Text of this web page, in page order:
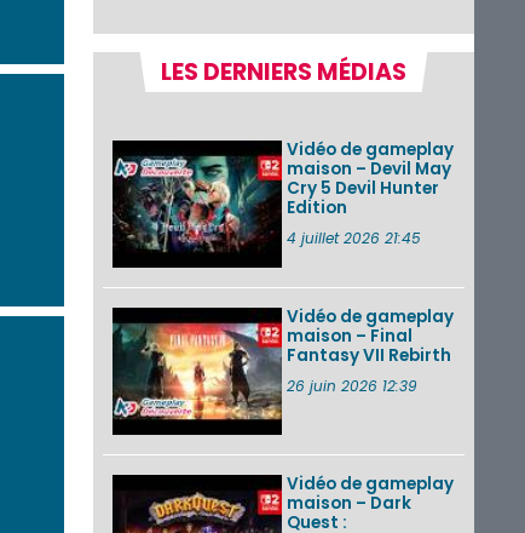
décembre ...
Nintendo Music :
des musiques de
et de nouveaux
morceaux du mode
Balade de ...
Les éditions
physiques de Tomb
Switch 2 en version
amé...
Splatoon 3 : le
festival Summer
Nights de retour du
VOIR PLUS DE NEWS
LES DERNIERS MÉDIAS
Vidéo de gameplay
maison – Devil May
Cry 5 Devil Hunter
Edition
4 juillet 2026 21:45
Vidéo de gameplay
maison – Final
Fantasy VII Rebirth
26 juin 2026 12:39
Vidéo de gameplay
maison – Dark
Quest :